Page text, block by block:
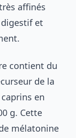
affinés
et
contient du
de la
en
g. Cette
mélatonine